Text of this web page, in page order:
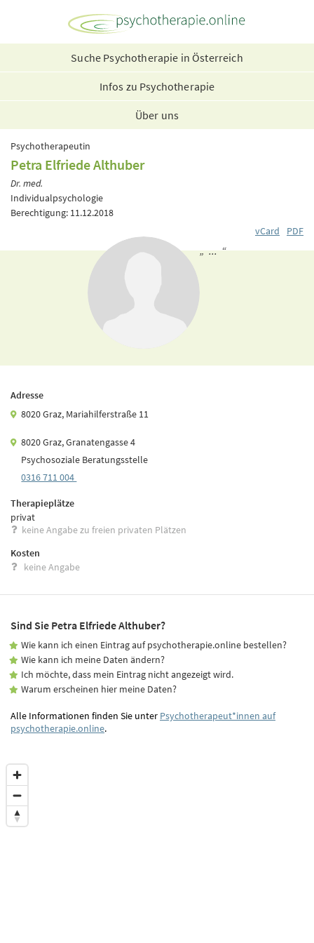
Suche Psychotherapie in Österreich
Infos zu Psychotherapie
Über uns
Psychotherapeutin
Petra Elfriede Althuber
Dr. med.
Individualpsychologie
Berechtigung: 11.12.2018
vCard
PDF
„ ... “
Adresse
8020 Graz, Mariahilferstraße 11
8020 Graz, Granatengasse 4
Psychosoziale Beratungsstelle
0316 711 004
Therapieplätze
privat
keine Angabe zu freien privaten Plätzen
Kosten
keine Angabe
Sind Sie Petra Elfriede Althuber?
Wie kann ich einen Eintrag auf psychotherapie.online bestellen?
Wie kann ich meine Daten ändern?
Ich möchte, dass mein Eintrag nicht angezeigt wird.
Warum erscheinen hier meine Daten?
Alle Informationen finden Sie unter Psychotherapeut*innen auf
psychotherapie.online.